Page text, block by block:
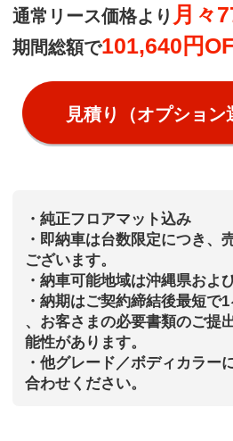
通常リース価格より 月々
期間総額で101,640円
見積り（オプション
・純正フロアマット込み
・即納車は台数限定につき、
ございます。
・納車可能地域は沖縄県およ
・納期はご契約締結後最短で
、お客さまの必要書類のご提
能性があります。
・他グレード／ボディカラー
合わせください。